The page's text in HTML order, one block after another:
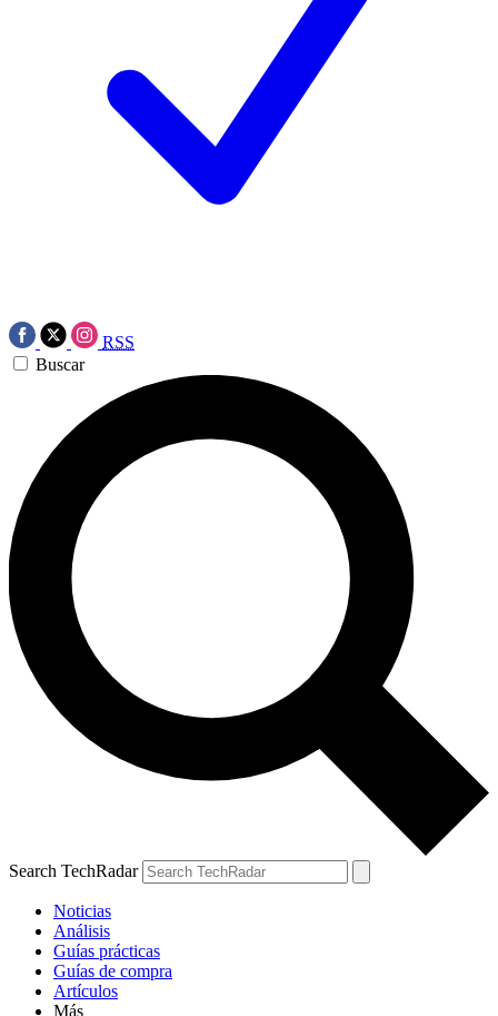
RSS
Buscar
Search TechRadar
Noticias
Análisis
Guías prácticas
Guías de compra
Artículos
Más